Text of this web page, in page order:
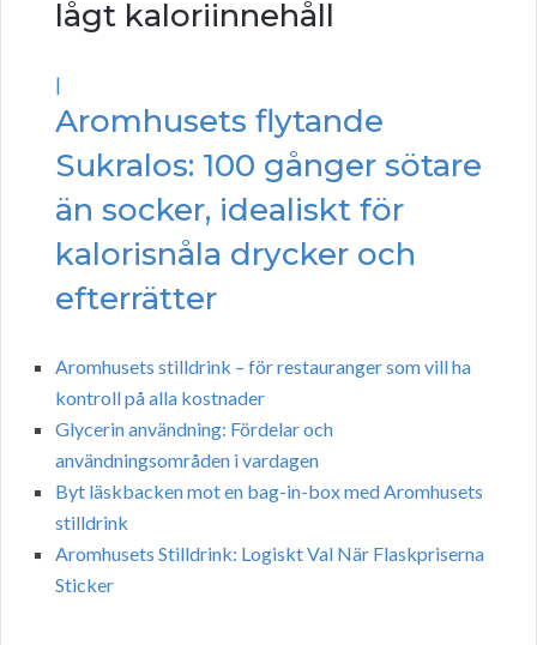
lågt kaloriinnehåll
|
Aromhusets flytande
Sukralos: 100 gånger sötare
än socker, idealiskt för
kalorisnåla drycker och
efterrätter
Aromhusets stilldrink – för restauranger som vill ha
kontroll på alla kostnader
Glycerin användning: Fördelar och
användningsområden i vardagen
Byt läskbacken mot en bag-in-box med Aromhusets
stilldrink
Aromhusets Stilldrink: Logiskt Val När Flaskpriserna
Sticker